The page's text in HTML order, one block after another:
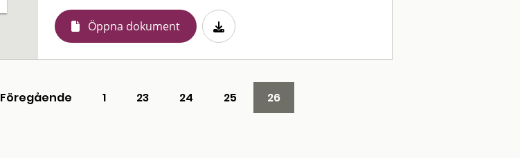
Öppna dokument
Föregående 1 23 24 25 26